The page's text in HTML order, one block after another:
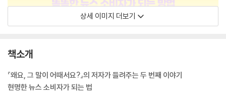
상세 이미지 더보기
책소개
『왜요, 그 말이 어때서요?』의 저자가 들려주는 두 번째 이야기
현명한 뉴스 소비자가 되는 법